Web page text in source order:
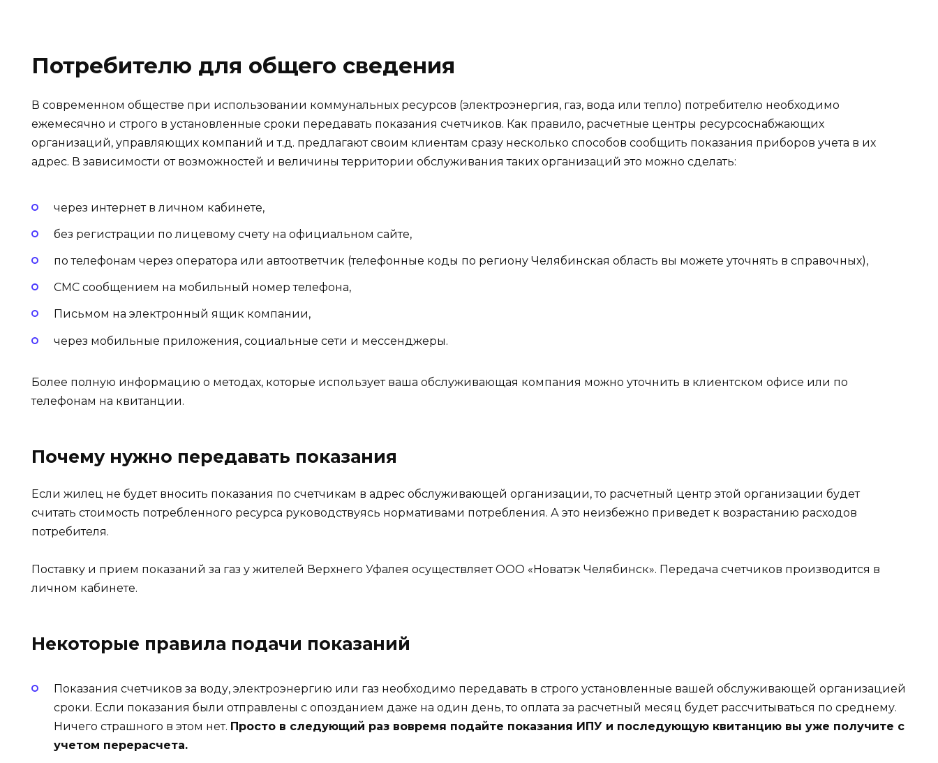
Потребителю для общего сведения
В современном обществе при использовании коммунальных ресурсов (электроэнергия, газ, вода или тепло) потребителю необходимо
ежемесячно и строго в установленные сроки передавать показания счетчиков. Как правило, расчетные центры ресурсоснабжающих
организаций, управляющих компаний и т.д. предлагают своим клиентам сразу несколько способов сообщить показания приборов учета в их
адрес. В зависимости от возможностей и величины территории обслуживания таких организаций это можно сделать:
через интернет в личном кабинете,
без регистрации по лицевому счету на официальном сайте,
по телефонам через оператора или автоответчик (телефонные коды по региону Челябинская область вы можете уточнять в справочных),
СМС сообщением на мобильный номер телефона,
Письмом на электронный ящик компании,
через мобильные приложения, социальные сети и мессенджеры.
Более полную информацию о методах, которые использует ваша обслуживающая компания можно уточнить в клиентском офисе или по
телефонам на квитанции.
Почему нужно передавать показания
Если жилец не будет вносить показания по счетчикам в адрес обслуживающей организации, то расчетный центр этой организации будет
считать стоимость потребленного ресурса руководствуясь нормативами потребления. А это неизбежно приведет к возрастанию расходов
потребителя.
Поставку и прием показаний за газ у жителей Верхнего Уфалея осуществляет ООО «Новатэк Челябинск». Передача счетчиков производится в
личном кабинете.
Некоторые правила подачи показаний
Показания счетчиков за воду, электроэнергию или газ необходимо передавать в строго установленные вашей обслуживающей организацией
сроки. Если показания были отправлены с опозданием даже на один день, то оплата за расчетный месяц будет рассчитываться по среднему.
Ничего страшного в этом нет. Просто в следующий раз вовремя подайте показания ИПУ и последующую квитанцию вы уже получите с
учетом перерасчета.